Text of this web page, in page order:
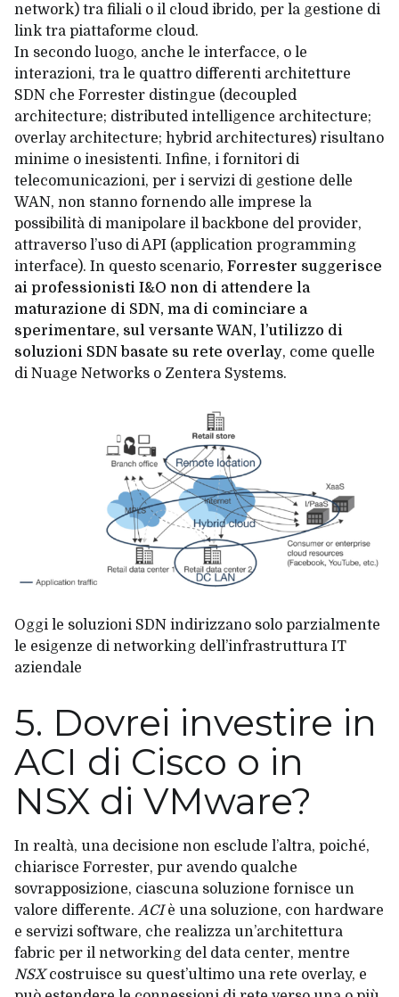
network) tra filiali o il cloud ibrido, per la gestione di
link tra piattaforme cloud.
In secondo luogo, anche le interfacce, o le
interazioni, tra le quattro differenti architetture
SDN che Forrester distingue (decoupled
architecture; distributed intelligence architecture;
overlay architecture; hybrid architectures) risultano
minime o inesistenti. Infine, i fornitori di
telecomunicazioni, per i servizi di gestione delle
WAN, non stanno fornendo alle imprese la
possibilità di manipolare il backbone del provider,
attraverso l’uso di API (application programming
interface). In questo scenario, Forrester suggerisce
ai professionisti I&O non di attendere la
maturazione di SDN, ma di cominciare a
sperimentare, sul versante WAN, l’utilizzo di
soluzioni SDN basate su rete overlay, come quelle
di Nuage Networks o Zentera Systems.
Oggi le soluzioni SDN indirizzano solo parzialmente
le esigenze di networking dell’infrastruttura IT
aziendale
5. Dovrei investire in
ACI di Cisco o in
NSX di VMware?
In realtà, una decisione non esclude l’altra, poiché,
chiarisce Forrester, pur avendo qualche
sovrapposizione, ciascuna soluzione fornisce un
valore differente. ACIè una soluzione, con hardware
e servizi software, che realizza un’architettura
fabric per il networking del data center, mentre
NSXcostruisce su quest’ultimo una rete overlay, e